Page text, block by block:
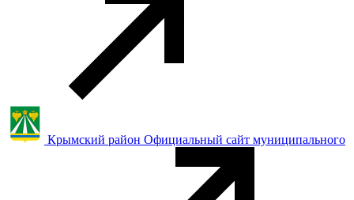
Крымский район Официальный сайт муниципального